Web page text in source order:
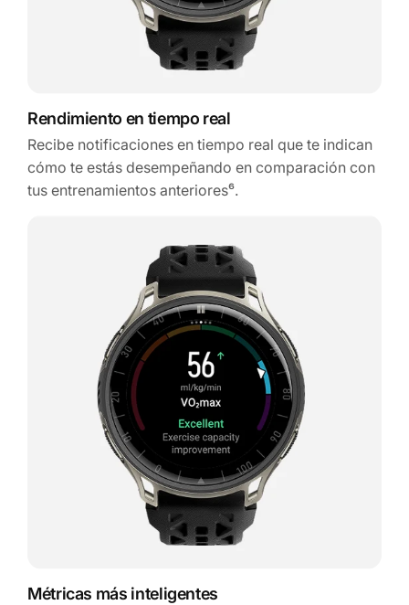
Rendimiento en tiempo real
Recibe notificaciones en tiempo real que te indican
cómo te estás desempeñando en comparación con
tus entrenamientos anteriores⁶.
Métricas más inteligentes